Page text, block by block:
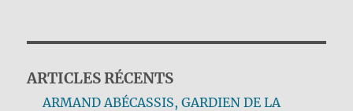
ARTICLES RÉCENTS
ARMAND ABÉCASSIS, GARDIEN DE LA